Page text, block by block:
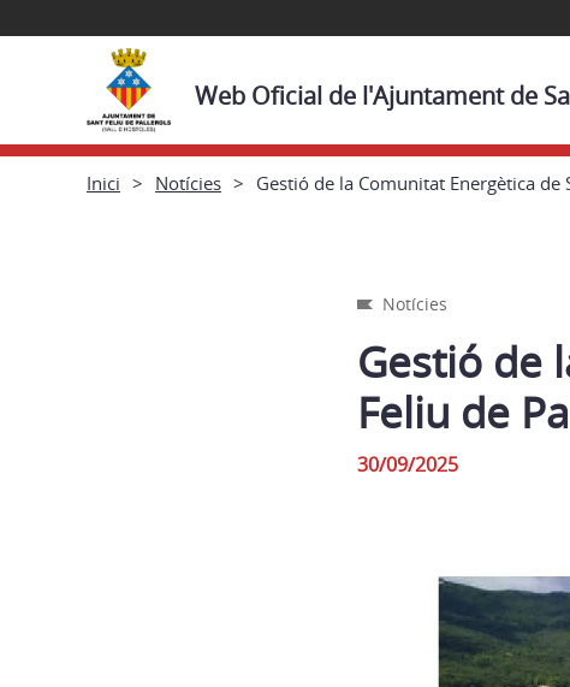
Web Oficial de l'Ajuntament de
Inici Notícies Gestió de la Comunitat Energètica de
Notícies
Gestió de
Feliu de
30/09/2025